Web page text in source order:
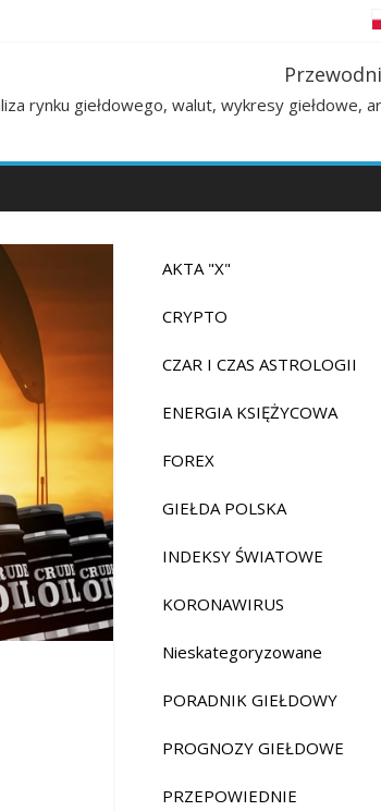
rynku giełdowego, walut, wykresy giełdowe,
AKTA "X"
CRYPTO
CZAR I CZAS ASTROLOGII
ENERGIA KSIĘŻYCOWA
FOREX
GIEŁDA POLSKA
INDEKSY ŚWIATOWE
KORONAWIRUS
Nieskategoryzowane
PORADNIK GIEŁDOWY
PROGNOZY GIEŁDOWE
PRZEPOWIEDNIE